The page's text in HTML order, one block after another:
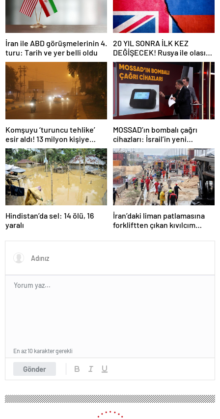
İran ile ABD görüşmelerinin 4.
turu: Tarih ve yer belli oldu
20 YIL SONRA İLK KEZ
DEĞİŞECEK! Rusya ile olası
savaş… İngiltere’nin gizli
planı güncelleniyor!
Komşuyu ‘turuncu tehlike’
esir aldı! 13 milyon kişiye
“evde kalın” uyarısı…
MOSSAD’ın bombalı çağrı
cihazları: İsrail’in yeni
suikastını MİT önledi
Hindistan’da sel: 14 ölü, 16
yaralı
İran’daki liman patlamasına
forkliftten çıkan kıvılcım
Gönder
En az 10 karakter gerekli